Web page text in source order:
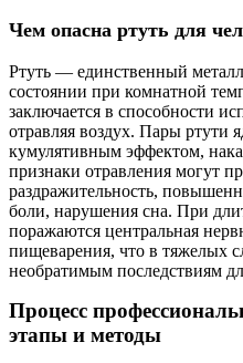
Чем опасна ртуть для
Ртуть — единственный
состоянии при комнатной
заключается в способности
отравляя воздух. Пары ртути
кумулятивным эффектом,
признаки отравления могут
раздражительность,
боли, нарушения сна. При
поражаются центральная
пищеварения, что в тяжелых
необратимым последствиям
Процесс
этапы и методы